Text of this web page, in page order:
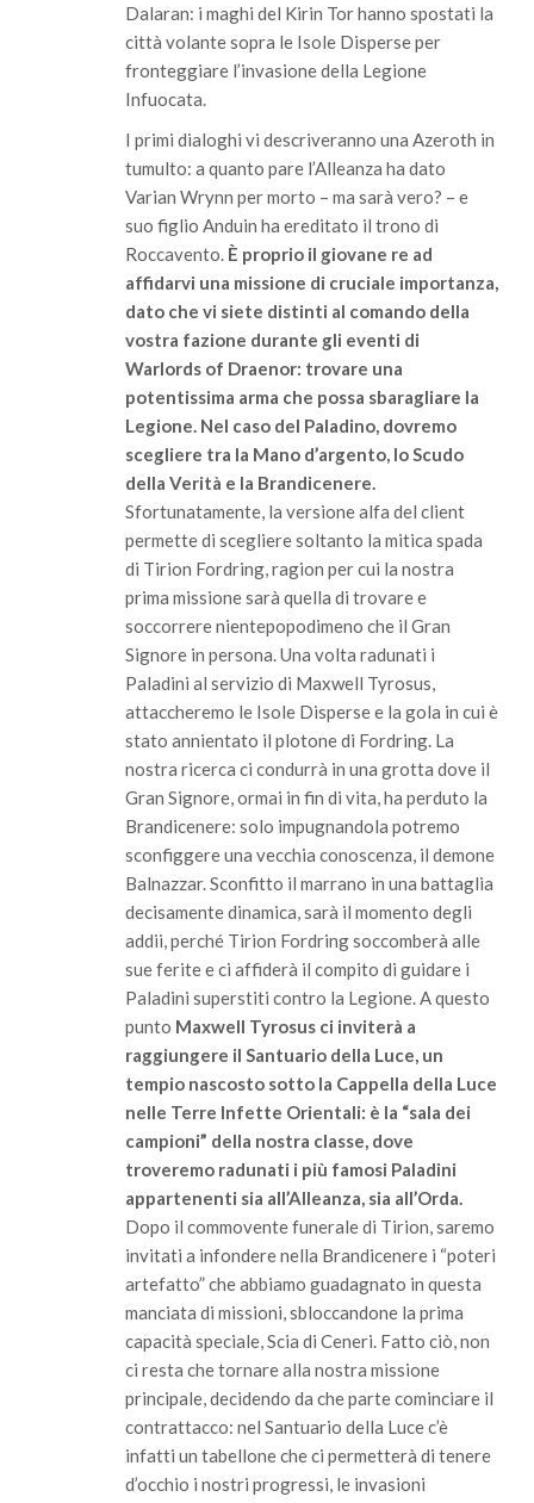
Dalaran: i maghi del Kirin Tor hanno spostati la
città volante sopra le Isole Disperse per
fronteggiare l’invasione della Legione
Infuocata.
I primi dialoghi vi descriveranno una Azeroth in
tumulto: a quanto pare l’Alleanza ha dato
Varian Wrynn per morto – ma sarà vero? – e
suo figlio Anduin ha ereditato il trono di
Roccavento. È proprio il giovane re ad
affidarvi una missione di cruciale importanza,
dato che vi siete distinti al comando della
vostra fazione durante gli eventi di
Warlords of Draenor: trovare una
potentissima arma che possa sbaragliare la
Legione. Nel caso del Paladino, dovremo
scegliere tra la Mano d’argento, lo Scudo
della Verità e la Brandicenere.
Sfortunatamente, la versione alfa del client
permette di scegliere soltanto la mitica spada
di Tirion Fordring, ragion per cui la nostra
prima missione sarà quella di trovare e
soccorrere nientepopodimeno che il Gran
Signore in persona. Una volta radunati i
Paladini al servizio di Maxwell Tyrosus,
attaccheremo le Isole Disperse e la gola in cui è
stato annientato il plotone di Fordring. La
nostra ricerca ci condurrà in una grotta dove il
Gran Signore, ormai in fin di vita, ha perduto la
Brandicenere: solo impugnandola potremo
sconfiggere una vecchia conoscenza, il demone
Balnazzar. Sconfitto il marrano in una battaglia
decisamente dinamica, sarà il momento degli
addii, perché Tirion Fordring soccomberà alle
sue ferite e ci affiderà il compito di guidare i
Paladini superstiti contro la Legione. A questo
punto Maxwell Tyrosus ci inviterà a
raggiungere il Santuario della Luce, un
tempio nascosto sotto la Cappella della Luce
nelle Terre Infette Orientali: è la “sala dei
campioni” della nostra classe, dove
troveremo radunati i più famosi Paladini
appartenenti sia all’Alleanza, sia all’Orda.
Dopo il commovente funerale di Tirion, saremo
invitati a infondere nella Brandicenere i “poteri
artefatto” che abbiamo guadagnato in questa
manciata di missioni, sbloccandone la prima
capacità speciale, Scia di Ceneri. Fatto ciò, non
ci resta che tornare alla nostra missione
principale, decidendo da che parte cominciare il
contrattacco: nel Santuario della Luce c’è
infatti un tabellone che ci permetterà di tenere
d’occhio i nostri progressi, le invasioni